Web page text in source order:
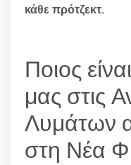
κάθε πρότζεκτ.
Ποιος
μας στις
Λυμάτων
στη Νέα